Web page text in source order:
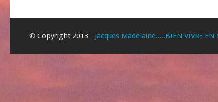
© Copyright 2013 - Jacques Madelaine.....BIEN VIVRE EN